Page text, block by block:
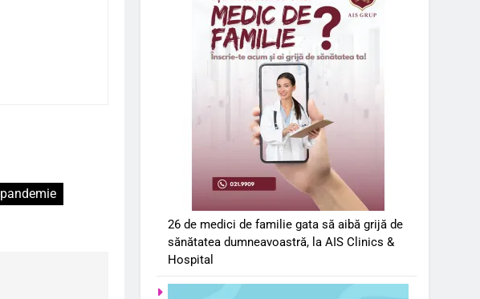
pandemie
26 de medici de familie gata să aibă grijă de
sănătatea dumneavoastră, la AIS Clinics &
Hospital